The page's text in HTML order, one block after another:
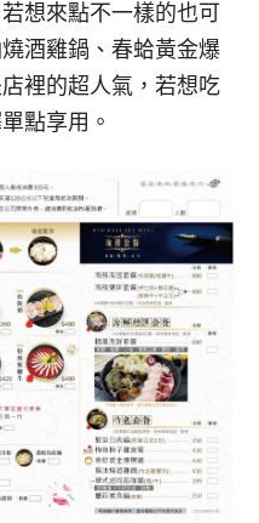
想來點不一樣的也可
酒雞鍋、春蛤黃金爆
裡的超人氣，若想吃
點享用。